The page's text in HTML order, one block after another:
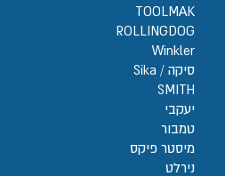
TOOLMAK
ROLLINGDOG
Winkler
סיקה / Sika
SMITH
יעקבי
טמבור
מיסטר פיקס
נירלט